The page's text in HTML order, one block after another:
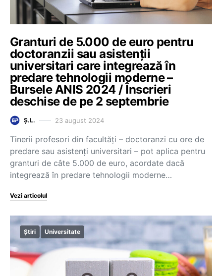
Granturi de 5.000 de euro pentru
doctoranzii sau asistenții
universitari care integrează în
predare tehnologii moderne –
Bursele ANIS 2024 / Înscrieri
deschise de pe 2 septembrie
Ș.L. 23 august 2024
Tinerii profesori din facultăți – doctoranzi cu ore de
predare sau asistenți universitari – pot aplica pentru
granturi de câte 5.000 de euro, acordate dacă
integrează în predare tehnologii moderne…
Vezi articolul
Știri Universitate